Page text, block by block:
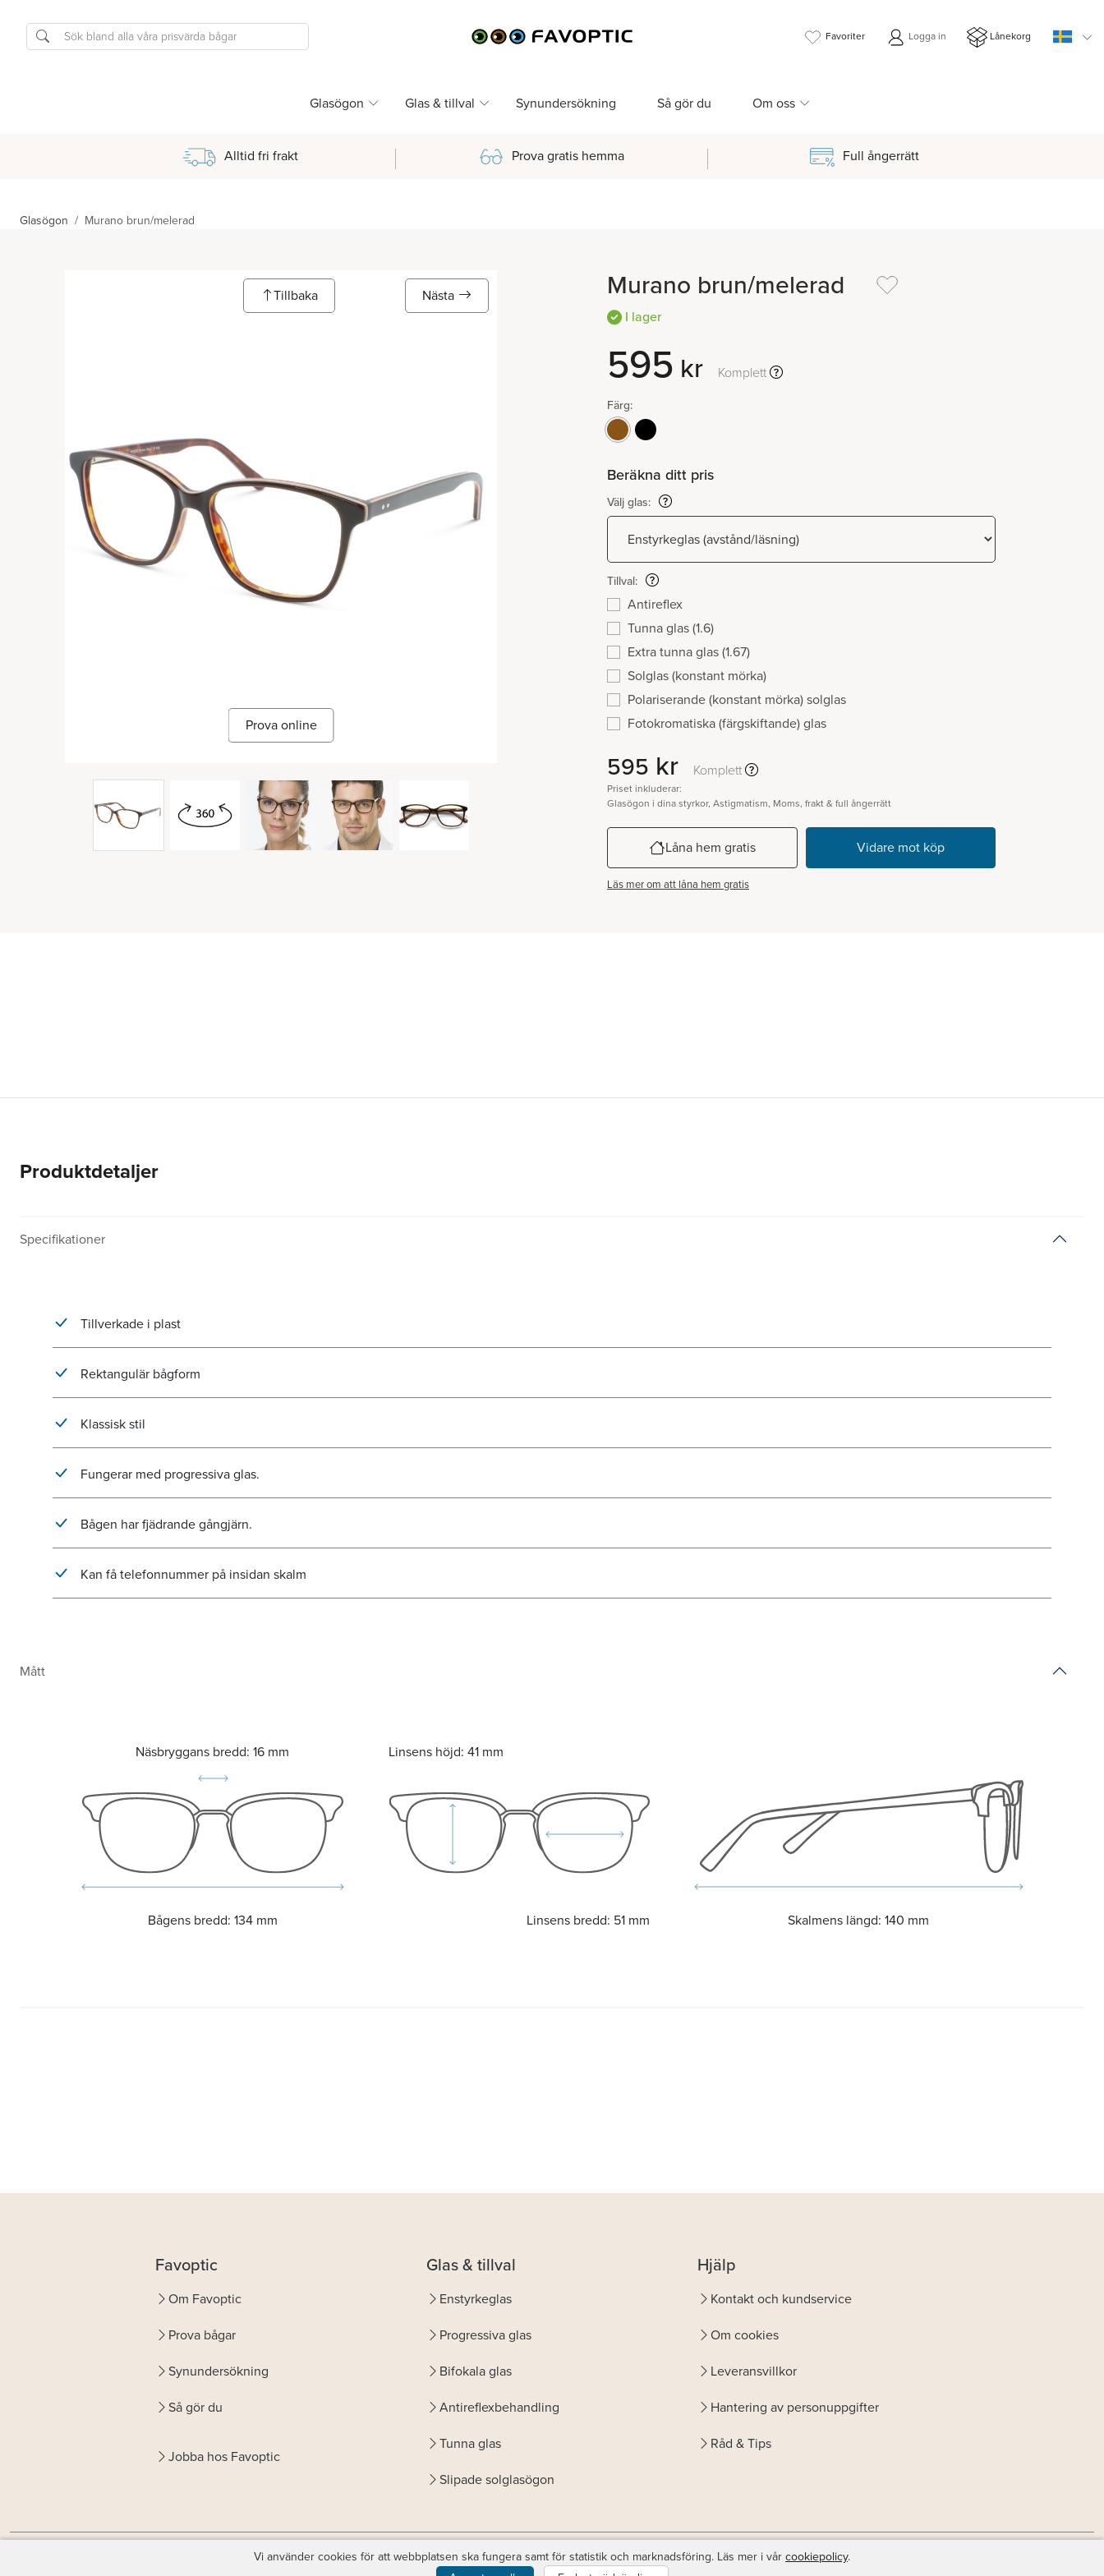
Favoriter Logga in Lånekorg
Glasögon Glas & tillval Synundersökning Så gör du Om oss
Alltid fri frakt Prova gratis hemma Full ångerrätt
Glasögon Murano brun/melerad
Tillbaka Nästa
Prova online
Murano brun/melerad
I lager
595 kr Komplett
Färg:
Beräkna ditt pris
Välj glas:
Tillval:
Antireflex
Tunna glas (1.6)
Extra tunna glas (1.67)
Solglas (konstant mörka)
Polariserande (konstant mörka) solglas
Fotokromatiska (färgskiftande) glas
595 kr Komplett
Priset inkluderar:
Glasögon i dina styrkor, Astigmatism, Moms, frakt & full ångerrätt
Låna hem gratis
Läs mer om att låna hem gratis
Produktdetaljer
Specifikationer
Tillverkade i plast
Rektangulär bågform
Klassisk stil
Fungerar med progressiva glas.
Bågen har fjädrande gångjärn.
Kan få telefonnummer på insidan skalm
Mått
Näsbryggans bredd: 16 mm
Bågens bredd: 134 mm
Linsens höjd: 41 mm
Linsens bredd: 51 mm Skalmens längd: 140 mm
Favoptic
Om Favoptic
Prova bågar
Synundersökning
Så gör du
Jobba hos Favoptic
Glas & tillval
Enstyrkeglas
Progressiva glas
Bifokala glas
Antireflexbehandling
Tunna glas
Slipade solglasögon
Hjälp
Kontakt och kundservice
Om cookies
Leveransvillkor
Hantering av personuppgifter
Råd & Tips
© CopyrightFavoptic. support@favoptic.com
Vi använder cookies för att webbplatsen ska fungera samt för statistik och marknadsföring. Läs mer i vårcookiepolicy.